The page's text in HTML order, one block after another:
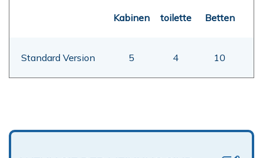
Kabinen toilette Betten
Standard Version 5 4 10